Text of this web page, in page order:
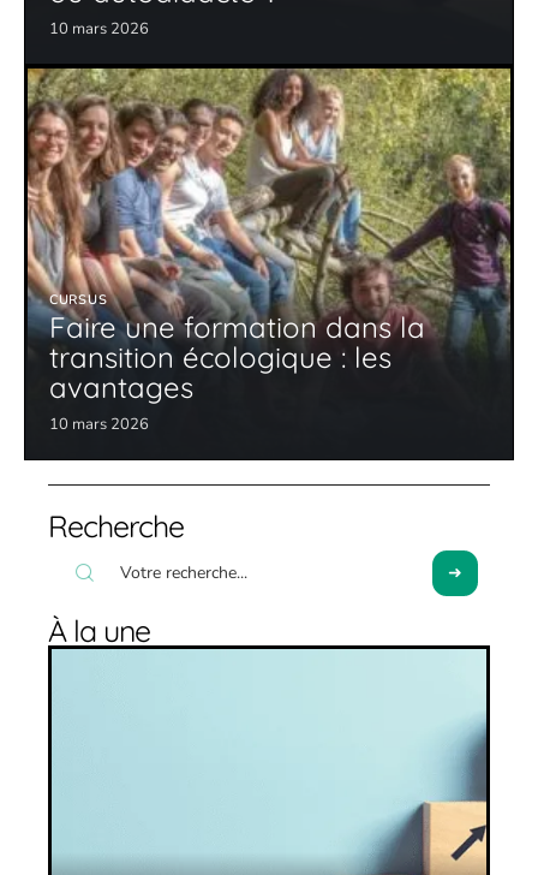
10 mars 2026
CURSUS
Faire une formation dans la
transition écologique : les
avantages
10 mars 2026
Recherche
À la une